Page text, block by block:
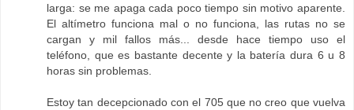
larga: se me apaga cada poco tiempo sin motivo aparente.
El altímetro funciona mal o no funciona, las rutas no se
cargan y mil fallos más... desde hace tiempo uso el
teléfono, que es bastante decente y la batería dura 6 u 8
horas sin problemas.
Estoy tan decepcionado con el 705 que no creo que vuelva